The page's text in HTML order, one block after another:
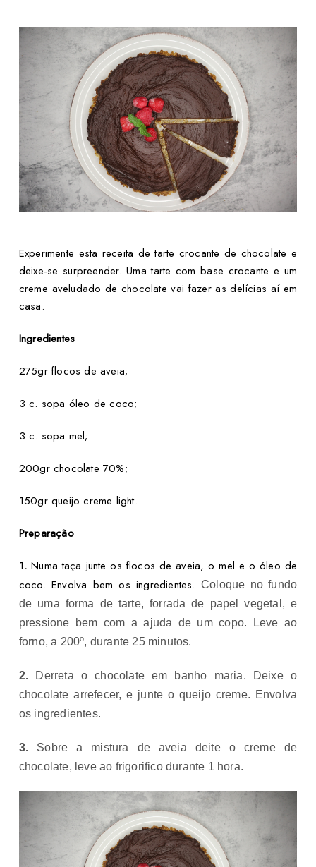
Experimente esta receita de tarte crocante de chocolate e
deixe-se surpreender. Uma tarte com base crocante e um
creme aveludado de chocolate vai fazer as delícias aí em
casa.
Ingredientes
275gr flocos de aveia;
3 c. sopa óleo de coco;
3 c. sopa mel;
200gr chocolate 70%;
150gr queijo creme light.
Preparação
1.Numa taça junte os flocos de aveia, o mel e o óleo de
coco. Envolva bem os ingredientes. Coloque no fundo
de uma forma de tarte, forrada de papel vegetal, e
pressione bem com a ajuda de um copo. Leve ao
forno, a 200º, durante 25 minutos.
2. Derreta o chocolate em banho maria. Deixe o
chocolate arrefecer, e junte o queijo creme. Envolva
os ingredientes.
3. Sobre a mistura de aveia deite o creme de
chocolate, leve ao frigorifico durante 1 hora.